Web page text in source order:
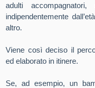
adulti
indipendentemente
altro.
Viene così deciso il
ed elaborato in itinere.
Se, ad esempio, un